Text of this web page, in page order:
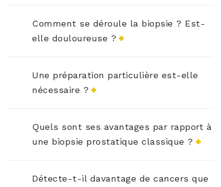
Comment se déroule la biopsie ? Est-
elle douloureuse ?
Une préparation particulière est-elle
nécessaire ?
Quels sont ses avantages par rapport à
une biopsie prostatique classique ?
Détecte-t-il davantage de cancers que